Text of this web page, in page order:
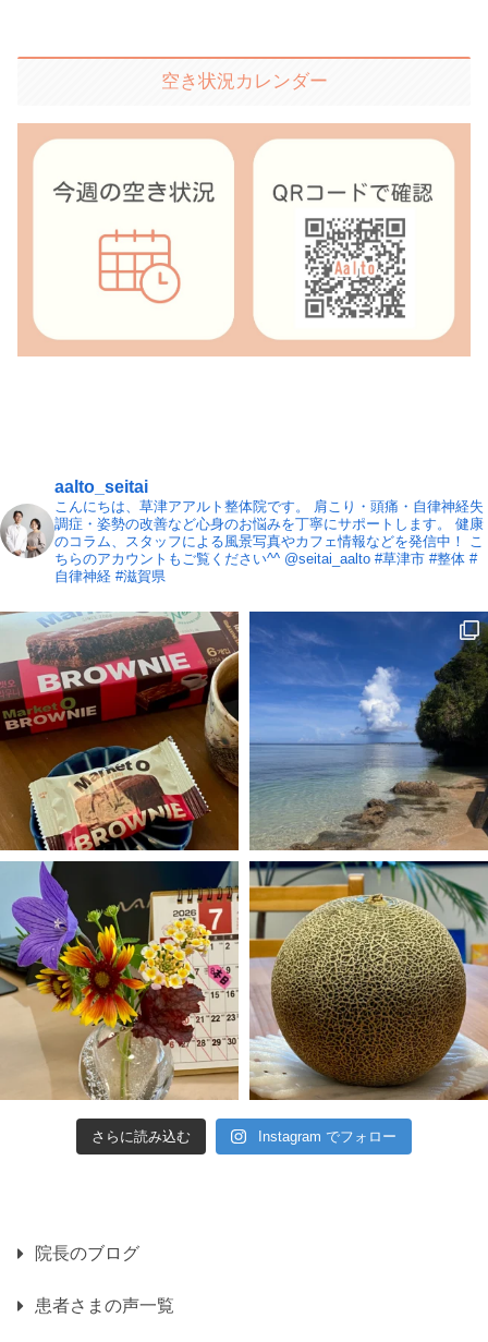
空き状況カレンダー
aalto_seitai
こんにちは、草津アアルト整体院です。
肩こり・頭痛・自律神経失
調症・姿勢の改善など心身のお悩みを丁寧にサポートします。
健康
のコラム、スタッフによる風景写真やカフェ情報などを発信中！
こ
ちらのアカウントもご覧ください^^ @seitai_aalto #草津市 #整体 #
自律神経 #滋賀県
さらに読み込む Instagram でフォロー
院長のブログ
患者さまの声一覧